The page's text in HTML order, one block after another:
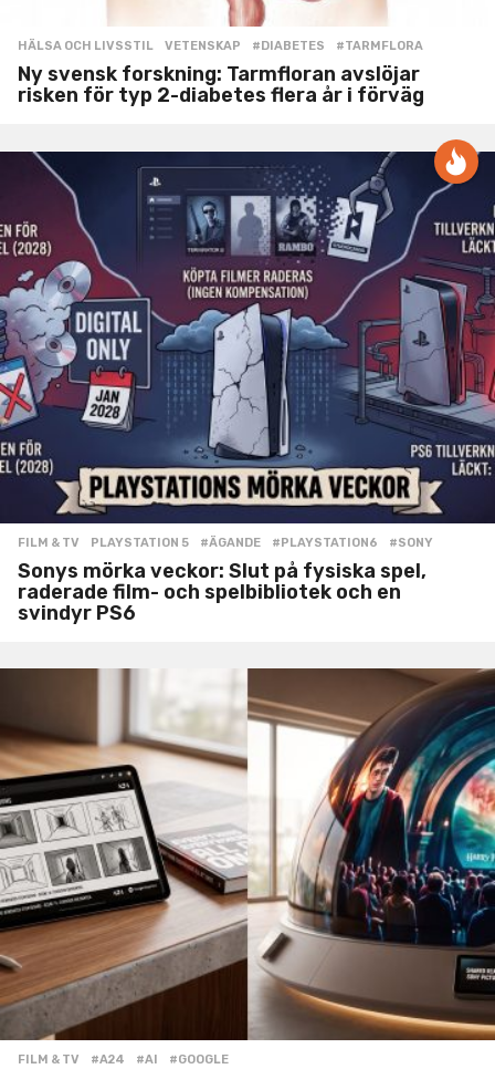
HÄLSA OCH LIVSSTIL ,VETENSKAP #DIABETES ,#TARMFLORA
Ny svensk forskning: Tarmfloran avslöjar
risken för typ 2-diabetes flera år i förväg
FILM & TV ,PLAYSTATION 5 #ÄGANDE ,#PLAYSTATION6 ,#SONY
Sonys mörka veckor: Slut på fysiska spel,
raderade film- och spelbibliotek och en
svindyr PS6
FILM & TV #A24 ,#AI ,#GOOGLE